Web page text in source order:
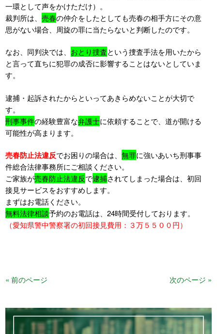
一環として声をかけただけ）。
裁判所は、売春の仲介をしたとしても売春の相手方にその意
思がない場合、周旋の罪に当たらないと判断したのです。
なお、同判決では、 おとり捜査という捜査手法を用いたから
と言って直ちに犯罪の成否に影響することはないとしていま
す。
逮捕・起訴されたからといってあきらめないことが大切で
す。
刑事事件の経験豊富な弁護士に依頼することで、道が開ける
可能性が高まります。
売春防止法違反でお困りの場合は、無罪に強いあいち刑事事
件総合法律事務所にご相談ください。
ご家族が売春防止法違反で逮捕されてしまった場合は、初回
接見サービスをおすすめします。
まずはお電話ください。
無料法律相談予約のお電話は、24時間受付しております。
（愛知県警中警察署の初回接見費用：３万５５００円）
« 前のページ 次のページ »